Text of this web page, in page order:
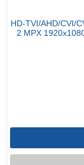
HD-TVI/AHD/CVI/
2 MPX